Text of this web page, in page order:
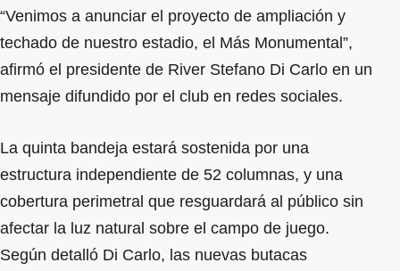
“Venimos a anunciar el proyecto de ampliación y
techado de nuestro estadio, el Más Monumental”,
afirmó el presidente de River Stefano Di Carlo en un
mensaje difundido por el club en redes sociales.
La quinta bandeja estará sostenida por una
estructura independiente de 52 columnas, y una
cobertura perimetral que resguardará al público sin
afectar la luz natural sobre el campo de juego.
Según detalló Di Carlo, las nuevas butacas